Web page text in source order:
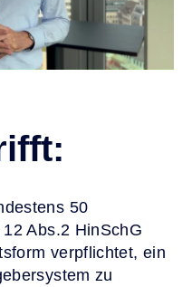
50
Abs.2 HinSchG
verpflichtet, ein
zu